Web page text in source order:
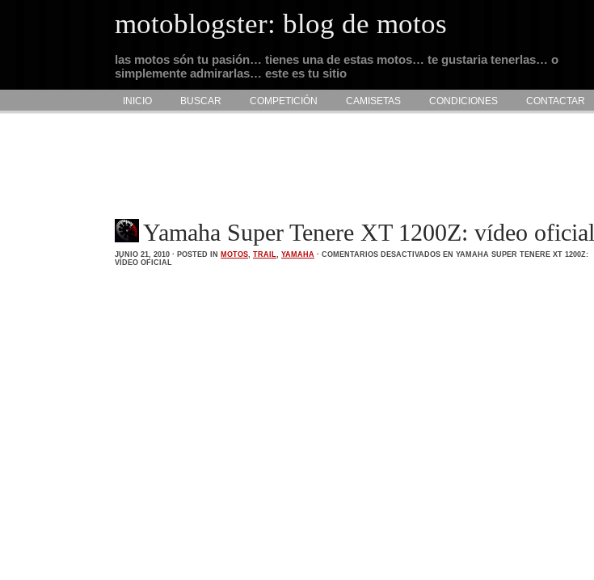
motoblogster: blog de motos
las motos són tu pasión… tienes una de estas motos… te gustaria tenerlas… o
simplemente admirarlas… este es tu sitio
INICIO BUSCAR COMPETICIÓN CAMISETAS CONDICIONES CONTACTAR
Yamaha Super Tenere XT 1200Z: vídeo oficial
JUNIO 21, 2010 · POSTED IN MOTOS, TRAIL, YAMAHA · COMENTARIOS DESACTIVADOS EN YAMAHA SUPER TENERE XT 1200Z:
VÍDEO OFICIAL